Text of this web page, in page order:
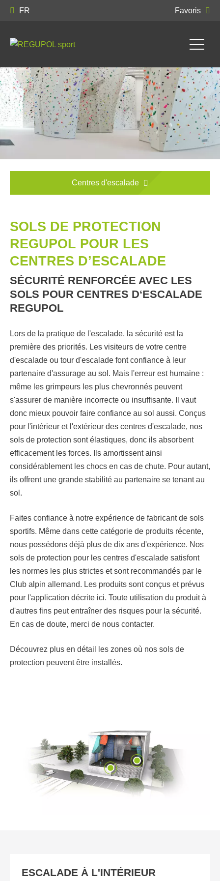
FR Favoris
Centres d'escalade
SOLS DE PROTECTION
REGUPOL POUR LES
CENTRES D’ESCALADE
SÉCURITÉ RENFORCÉE AVEC LES
SOLS POUR CENTRES D‘ESCALADE
REGUPOL
Lors de la pratique de l'escalade, la sécurité est la
première des priorités. Les visiteurs de votre centre
d'escalade ou tour d'escalade font confiance à leur
partenaire d'assurage au sol. Mais l'erreur est humaine :
même les grimpeurs les plus chevronnés peuvent
s'assurer de manière incorrecte ou insuffisante. Il vaut
donc mieux pouvoir faire confiance au sol aussi. Conçus
pour l'intérieur et l'extérieur des centres d'escalade, nos
sols de protection sont élastiques, donc ils absorbent
efficacement les forces. Ils amortissent ainsi
considérablement les chocs en cas de chute. Pour autant,
ils offrent une grande stabilité au partenaire se tenant au
sol.
Faites confiance à notre expérience de fabricant de sols
sportifs. Même dans cette catégorie de produits récente,
nous possédons déjà plus de dix ans d'expérience. Nos
sols de protection pour les centres d'escalade satisfont
les normes les plus strictes et sont recommandés par le
Club alpin allemand. Les produits sont conçus et prévus
pour l'application décrite ici. Toute utilisation du produit à
d'autres fins peut entraîner des risques pour la sécurité.
En cas de doute, merci de nous contacter.
Découvrez plus en détail les zones où nos sols de
protection peuvent être installés.
ESCALADE À L'INTÉRIEUR